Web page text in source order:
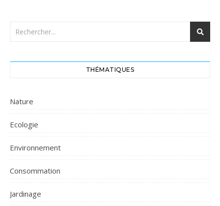
THÉMATIQUES
Nature
Ecologie
Environnement
Consommation
Jardinage